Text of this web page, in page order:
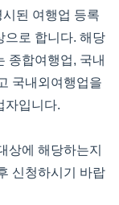
된 여행업 등록
으로 합니다. 해당
종합여행업, 국내
국내외여행업을
자입니다.
상에 해당하는지
신청하시기 바랍